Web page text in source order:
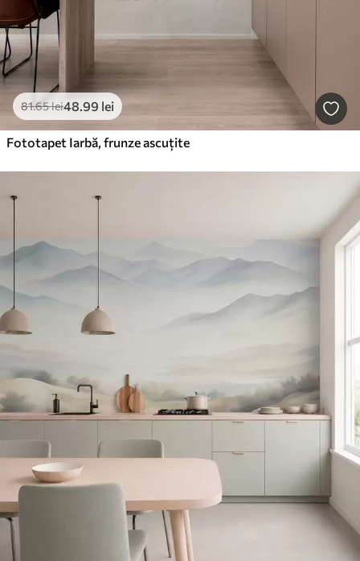
81.65lei48.99 lei
Fototapet Iarbă, frunze ascuțite